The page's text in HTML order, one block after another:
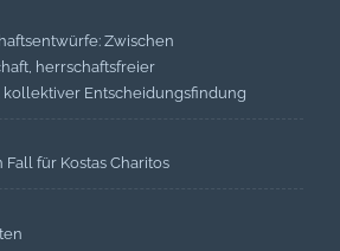
Zwischen
herrschaftsfreier
Entscheidungsfindung
für Kostas Charitos